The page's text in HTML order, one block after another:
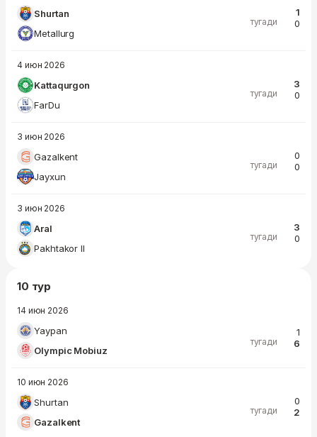
Shurtan
Metallurg
тугади
1
0
4 июн 2026
Kattaqurgon
FarDu
тугади
3
0
3 июн 2026
Gazalkent
Jayxun
тугади
0
0
3 июн 2026
Aral
Pakhtakor II
тугади
3
0
10 тур
14 июн 2026
Yaypan
Olympic Mobiuz
тугади
1
6
10 июн 2026
Shurtan
Gazalkent
тугади
0
2